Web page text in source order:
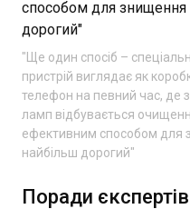
"Ще один спосіб –
пристрій виглядає як
телефон на певний час, де
ламп відбувається
ефективним способом для
найбільш дорогий"
Поради єкспертів